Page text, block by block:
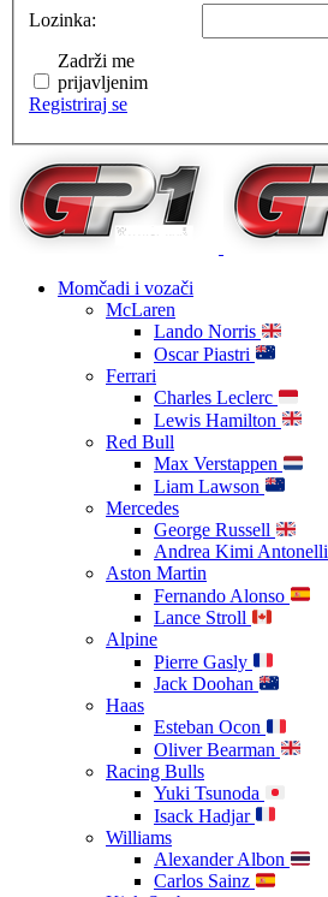
Lozinka:
Zadrži me
prijavljenim
Registriraj se
Momčadi i vozači
McLaren
Lando Norris
Oscar Piastri
Ferrari
Charles Leclerc
Lewis Hamilton
Red Bull
Max Verstappen
Liam Lawson
Mercedes
George Russell
Andrea Kimi Antonelli
Aston Martin
Fernando Alonso
Lance Stroll
Alpine
Pierre Gasly
Jack Doohan
Haas
Esteban Ocon
Oliver Bearman
Racing Bulls
Yuki Tsunoda
Isack Hadjar
Williams
Alexander Albon
Carlos Sainz